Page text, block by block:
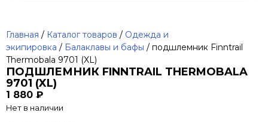
Главная / Каталог товаров / Одежда и
экипировка / Балаклавы и бафы / подшлемник Finntrail
Thermobala 9701 (XL)
ПОДШЛЕМНИК FINNTRAIL THERMOBALA
9701 (XL)
1 880 ₽
Нет в наличии